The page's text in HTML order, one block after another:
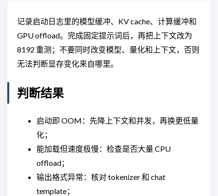
记录启动日志里的模型缓冲、KV cache、计算缓冲和
GPU offload。完成固定提示词后，再把上下文改为
8192 重测；不要同时改变模型、量化和上下文，否则
无法判断显存变化来自哪里。
判断结果
启动即 OOM：先降上下文和并发，再换更低量
化；
能加载但速度极慢：检查是否大量 CPU
offload；
输出格式异常：核对 tokenizer 和 chat
template；